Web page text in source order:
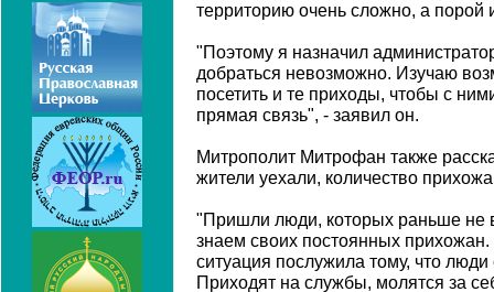
территорию очень сложно, а порой
"Поэтому я назначил
добраться невозможно. Изучаю
посетить и те приходы, чтобы с
прямая связь", - заявил он.
Митрополит Митрофан также
жители уехали, количество
"Пришли люди, которых раньше не
знаем своих постоянных
ситуация послужила тому, что
Приходят на службы, молятся за